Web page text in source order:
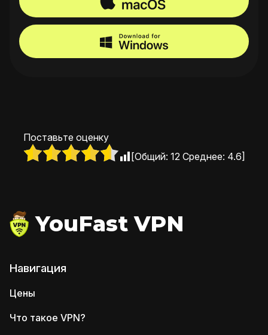
Поставьте оценку
[Общий: 12Среднее: 4.6]
YouFast VPN
Навигация
Цены
Что такое VPN?